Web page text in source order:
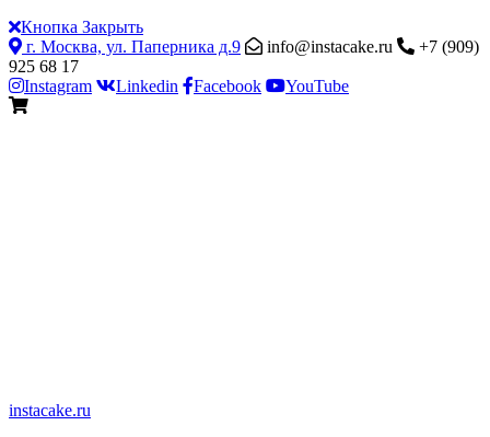
Кнопка Закрыть
г. Москва, ул. Паперника д.9
info@instacake.ru
+7 (909)
925 68 17
Instagram
Linkedin Facebook YouTube
instacake.ru